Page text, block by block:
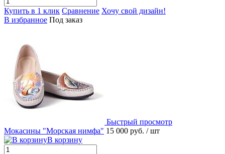
Купить в 1 клик Сравнение Хочу свой дизайн!
В избранное Под заказ
Быстрый просмотр
Мокасины "Морская нимфа" 15 000 руб. / шт
В корзину